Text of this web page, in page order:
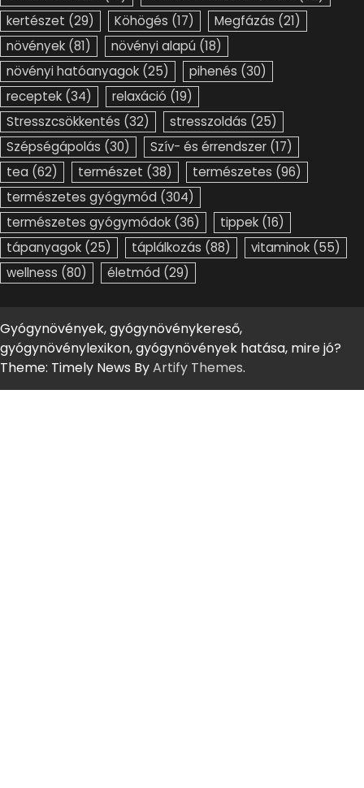
kertészet (29) Köhögés (17) Megfázás (21)
növények (81) növényi alapú (18)
növényi hatóanyagok (25) pihenés (30)
receptek (34) relaxáció (19)
Stresszcsökkentés (32) stresszoldás (25)
Szépségápolás (30) Szív- és érrendszer (17)
tea (62) természet (38) természetes (96)
természetes gyógymód (304)
természetes gyógymódok (36) tippek (16)
tápanyagok (25) táplálkozás (88) vitaminok (55)
wellness (80) életmód (29)
Gyógynövények, gyógynövénykereső,
gyógynövénylexikon, gyógynövények hatása, mire jó?
Theme: Timely News ByArtify Themes.